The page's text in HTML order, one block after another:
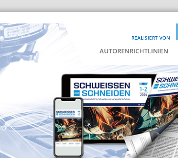
REALISIERT VON
AUTORENRICHTLINIEN